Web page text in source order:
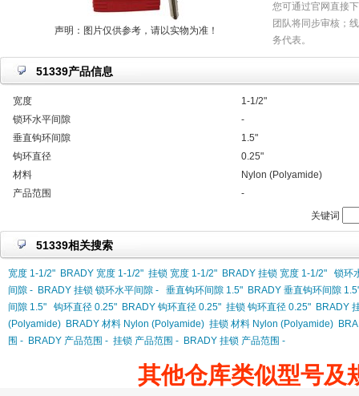
声明：图片仅供参考，请以实物为准！
您可通过官网直接
团队将同步审核；
务代表。
51339产品信息
宽度
1-1/2"
锁环水平间隙
-
垂直钩环间隙
1.5"
钩环直径
0.25"
材料
Nylon (Polyamide)
产品范围
-
关键词
51339相关搜索
宽度 1-1/2" BRADY 宽度 1-1/2" 挂锁 宽度 1-1/2" BRADY 挂锁 宽度 1-1/2"
锁环
间隙 - BRADY 挂锁 锁环水平间隙 - 垂直钩环间隙 1.5" BRADY 垂直钩环间隙
间隙 1.5"
钩环直径 0.25" BRADY 钩环直径 0.25" 挂锁 钩环直径 0.25" BRADY
(Polyamide) BRADY 材料 Nylon (Polyamide) 挂锁 材料 Nylon (Polyamide)
围 - BRADY 产品范围 - 挂锁 产品范围 - BRADY 挂锁 产品范围 -
其他仓库类似型号及